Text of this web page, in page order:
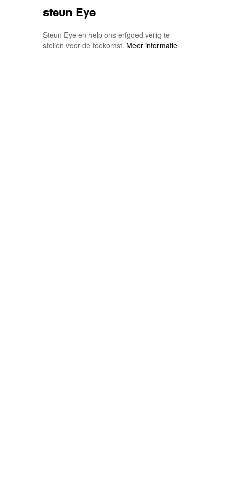
steun Eye
Steun Eye en help ons erfgoed veilig te
stellen voor de toekomst. Meer informatie